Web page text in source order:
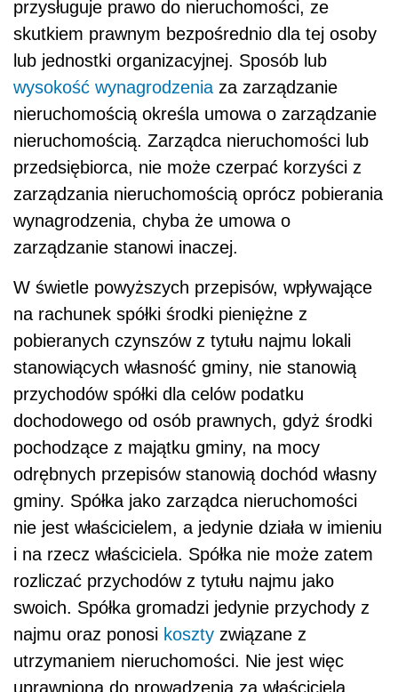
przysługuje prawo do nieruchomości, ze
skutkiem prawnym bezpośrednio dla tej osoby
lub jednostki organizacyjnej. Sposób lub
wysokość wynagrodzenia za zarządzanie
nieruchomością określa umowa o zarządzanie
nieruchomością. Zarządca nieruchomości lub
przedsiębiorca, nie może czerpać korzyści z
zarządzania nieruchomością oprócz pobierania
wynagrodzenia, chyba że umowa o
zarządzanie stanowi inaczej.
W świetle powyższych przepisów, wpływające
na rachunek spółki środki pieniężne z
pobieranych czynszów z tytułu najmu lokali
stanowiących własność gminy, nie stanowią
przychodów spółki dla celów podatku
dochodowego od osób prawnych, gdyż środki
pochodzące z majątku gminy, na mocy
odrębnych przepisów stanowią dochód własny
gminy. Spółka jako zarządca nieruchomości
nie jest właścicielem, a jedynie działa w imieniu
i na rzecz właściciela. Spółka nie może zatem
rozliczać przychodów z tytułu najmu jako
swoich. Spółka gromadzi jedynie przychody z
najmu oraz ponosi koszty związane z
utrzymaniem nieruchomości. Nie jest więc
uprawniona do prowadzenia za właściciela